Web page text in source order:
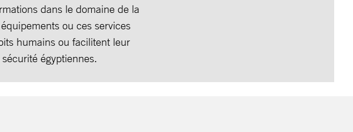
dans le domaine de la
ou ces services
humains ou facilitent leur
égyptiennes.